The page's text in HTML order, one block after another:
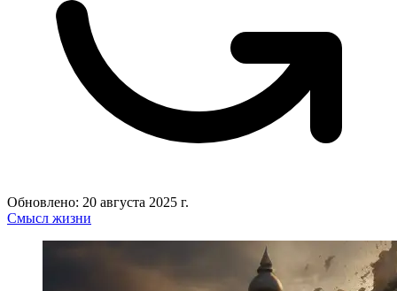
Обновлено: 20 августа 2025 г.
Смысл жизни